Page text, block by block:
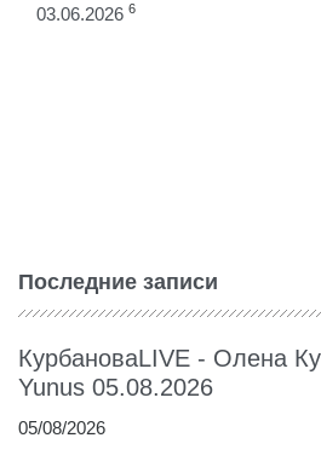
03.06.2026 6
Последние записи
КурбановаLIVE - Олена
Yunus 05.08.2026
05/08/2026